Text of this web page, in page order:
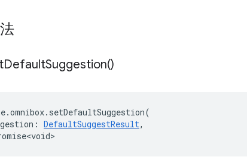
DefaultSuggestion()
.omnibox. setDefaultSuggestion(
: DefaultSuggestResult,